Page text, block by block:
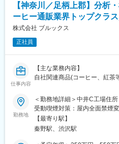
イカップめん、高級袋めん市
に取り組んでおり、これから
新たな需要創造に相応しい商
の定める業務への異動を命じ
には未経験からエンジニアと
す。以下は一例です。
・営業経験からエンジニアへ挑
自動車内装部品の試験評価プ
エンジニアとして活躍中。
化学エンジニアとして幅広い
望やスキル経験に合わせて、
導体関連、大学研究機関など
・化学系（有機、無機、高分
気など）
・分析系（医薬品分析、単離
【神奈川／足柄上郡】分析
ーヒー通販業界トップクラ
株式会社 ブルックス
正社員
仕事内容
【主な業務内容】
自社関連商品(コーヒー、紅茶
保守管理、品質検査業務の管
売管理(自社製品)
【やりがい】
・検査をして結果を出すだけ
に機能できるための管理を任
勤務地
＜勤務地詳細＞中井C工場住
受動喫煙対策：屋内全面禁煙
【最寄り駅】
秦野駅、渋沢駅